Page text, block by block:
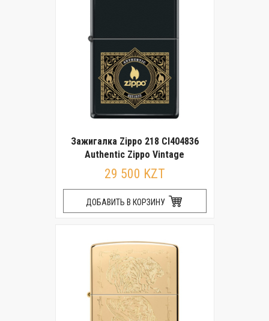
Зажигалка Zippo 218 CI404836
Authentic Zippo Vintage
29 500 KZT
ДОБАВИТЬ В КОРЗИНУ